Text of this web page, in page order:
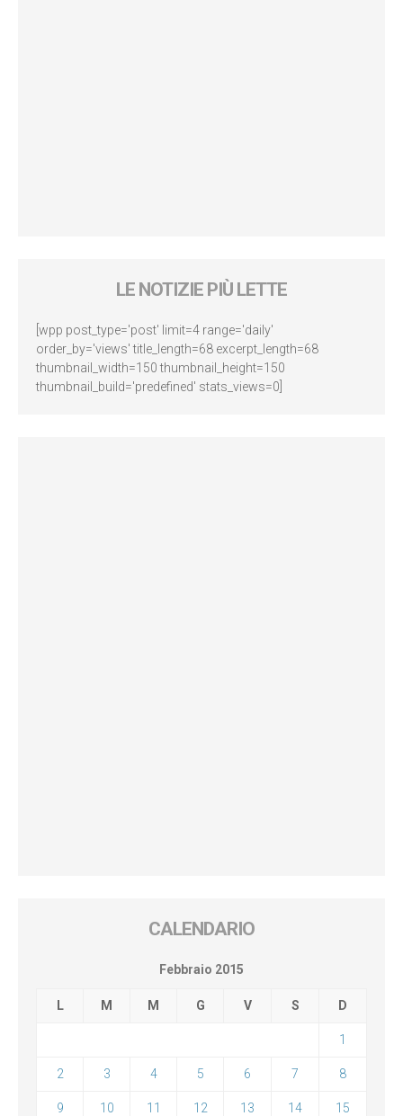
LE NOTIZIE PIÙ LETTE
[wpp post_type='post' limit=4 range='daily'
order_by='views' title_length=68 excerpt_length=68
thumbnail_width=150 thumbnail_height=150
thumbnail_build='predefined' stats_views=0]
CALENDARIO
Febbraio 2015
L M M G V S D
1
2 3 4 5 6 7 8
9 10 11 12 13 14 15